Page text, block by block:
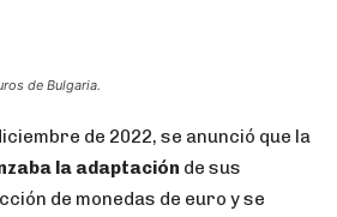
de Bulgaria.
de 2022, se anunció que la
la adaptación de sus
de monedas de euro y se